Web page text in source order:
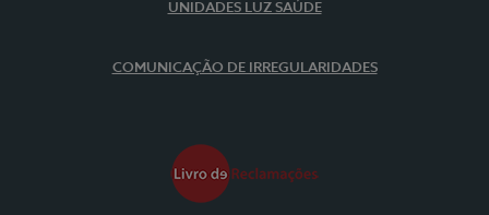
UNIDADES LUZ SAÚDE
COMUNICAÇÃO DE IRREGULARIDADES